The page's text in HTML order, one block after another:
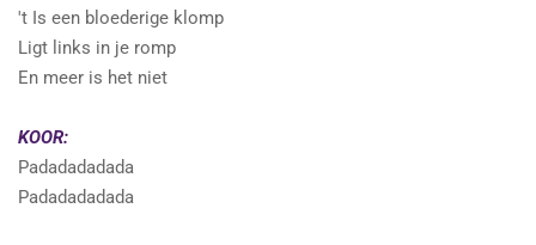
't Is een bloederige klomp
Ligt links in je romp
En meer is het niet
KOOR:
Padadadadada
Padadadadada